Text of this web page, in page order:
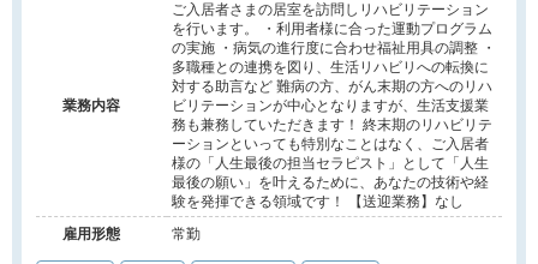
業務内容
ご入居者さまの居室を訪問しリハビリテーション
を行います。 ・利用者様に合った運動プログラム
の実施 ・病気の進行度に合わせ福祉用具の調整 ・
多職種との連携を図り、生活リハビリへの転換に
対する助言など 難病の方、がん末期の方へのリハ
ビリテーションが中心となりますが、生活支援業
務も兼務していただきます！ 終末期のリハビリテ
ーションといっても特別なことはなく、ご入居者
様の「人生最後の担当セラピスト」として「人生
最後の願い」を叶えるために、あなたの技術や経
験を発揮できる領域です！ 【送迎業務】なし
雇用形態
常勤